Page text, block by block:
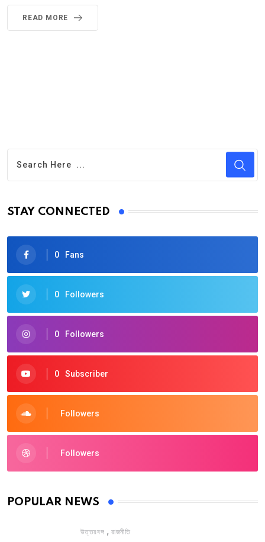
READ MORE
STAY CONNECTED
0 Fans
0 Followers
0 Followers
0 Subscriber
Followers
Followers
POPULAR NEWS
উত্তরবঙ্গ , রাজনীতি